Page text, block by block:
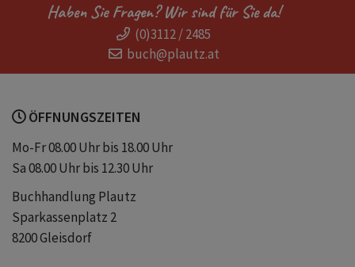
St-Tropez
Haben Sie Fragen? Wir sind für Sie da!
(0)3112 / 2485
buch@plautz.at
ÖFFNUNGSZEITEN
Mo-Fr 08.00 Uhr bis 18.00 Uhr
Sa 08.00 Uhr bis 12.30 Uhr
Buchhandlung Plautz
Sparkassenplatz 2
8200 Gleisdorf